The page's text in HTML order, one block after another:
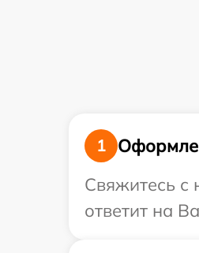
1
Свяжитесь с
ответит на